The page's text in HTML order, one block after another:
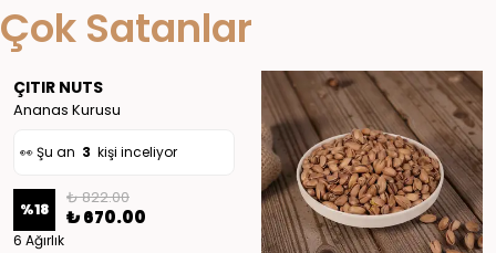
Çok Satanlar
ÇITIR NUTS
Ananas Kurusu
❤️ kişi favoriledi
✅ Bugün10adet satıldı
👀 Şu an 3 kişi inceliyor
%18
₺ 822.00
₺ 670.00
6 Ağırlık
👀 Şu an2kişi inceliyor
❤️27kişi favoriledi